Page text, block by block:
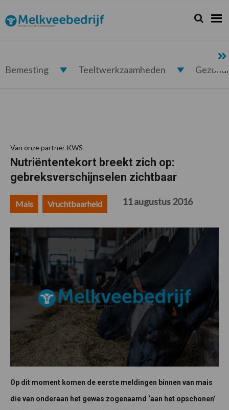
de
hoofdnavigatie
de
hoofd
de
eerste
de
voettekst
Melkveebedrijf.nl Zoeken...
Zoek
Bemesting Teeltwerkzaamheden
Van onze partner KWS
Nutriëntentekort breekt zich op:
gebreksverschijnselen zichtbaar
Mais Vruchtbaarheid 11 augustus 2016
Op dit moment komen de eerste meldingen binnen van mais
die van onderaan het gewas zogenaamd ‘aan het opschonen’